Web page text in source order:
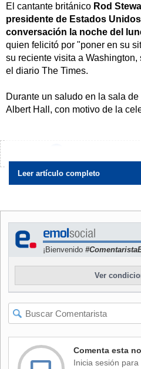
El cantante británico Rod
presidente de Estados
conversación la noche del
quien felicitó por "poner en su
su reciente visita a
el diario The Times.
Durante un saludo en la sala
Albert Hall, con motivo de la
NOTICIASRELACIONADAS
Cómo Europa encontró en
Carlos III un inesperado líder
para tratar la difícil relación
con Trump
"Permítame decirle:¡Bien
Leer artículo completo
¡Bienvenido
Ver
Comenta esta
Inicia sesión